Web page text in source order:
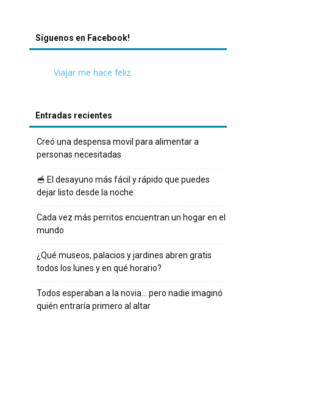
Síguenos en Facebook!
Viajar me hace feliz
Entradas recientes
Creó una despensa movil para alimentar a
personas necesitadas
🥣 El desayuno más fácil y rápido que puedes
dejar listo desde la noche
Cada vez más perritos encuentran un hogar en el
mundo
¿Qué museos, palacios y jardines abren gratis
todos los lunes y en qué horario?
Todos esperaban a la novia… pero nadie imaginó
quién entraría primero al altar